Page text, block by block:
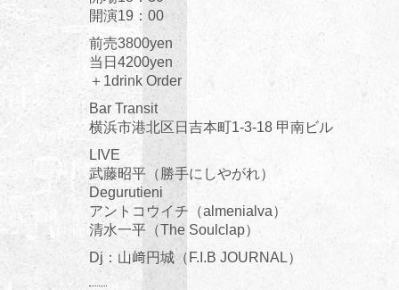
開演19：00
前売3800yen
当日4200yen
＋1drink Order
Bar Transit
横浜市港北区日吉本町1-3-18 甲南ビル
LIVE
武藤昭平（勝手にしやがれ）
Degurutieni
アントコウイチ（almenialva）
清水一平（The Soulclap）
Dj：山﨑円城（F.I.B JOURNAL）